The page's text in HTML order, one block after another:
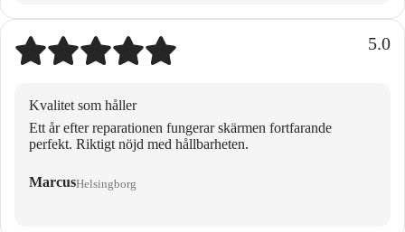
5.0
Kvalitet som håller
Ett år efter reparationen fungerar skärmen fortfarande
perfekt. Riktigt nöjd med hållbarheten.
MarcusHelsingborg